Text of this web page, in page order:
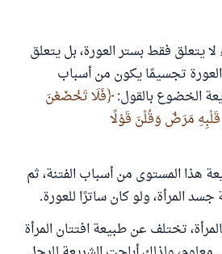
يتعلق فقط بستر العورة، بل يتعلق
تجسيمًا يكون من أسباب
الخضوع بالقول: فَلَا تَخْضَعْنَ
مَرَضٌ وَقُلْنَ قَوْلًا
هذا المستوى من أسباب الفتنة، ثم
المرأة، ولو كان ساترًا للعورة.
تختلف عن طبيعة افتتان المرأة